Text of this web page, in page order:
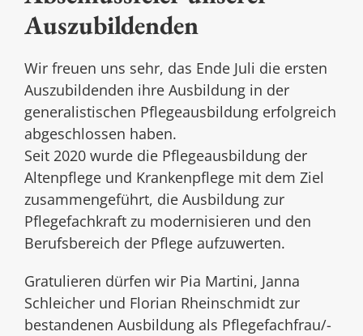
Auszubildenden
Wir freuen uns sehr, das Ende Juli die ersten
Auszubildenden ihre Ausbildung in der
generalistischen Pflegeausbildung erfolgreich
abgeschlossen haben.
Seit 2020 wurde die Pflegeausbildung der
Altenpflege und Krankenpflege mit dem Ziel
zusammengeführt, die Ausbildung zur
Pflegefachkraft zu modernisieren und den
Berufsbereich der Pflege aufzuwerten.
Gratulieren dürfen wir Pia Martini, Janna
Schleicher und Florian Rheinschmidt zur
bestandenen Ausbildung als Pflegefachfrau/-